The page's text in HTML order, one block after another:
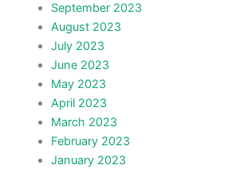
September 2023
August 2023
July 2023
June 2023
May 2023
April 2023
March 2023
February 2023
January 2023